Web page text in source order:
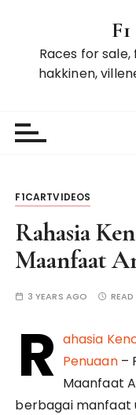
Races for
hakkinen,
F1CARTVIDEOS
Rahasia
Maanfaat
3 YEARS AGO
R ahasia
Penuaan–
Maanfaat
berbagai manfaat